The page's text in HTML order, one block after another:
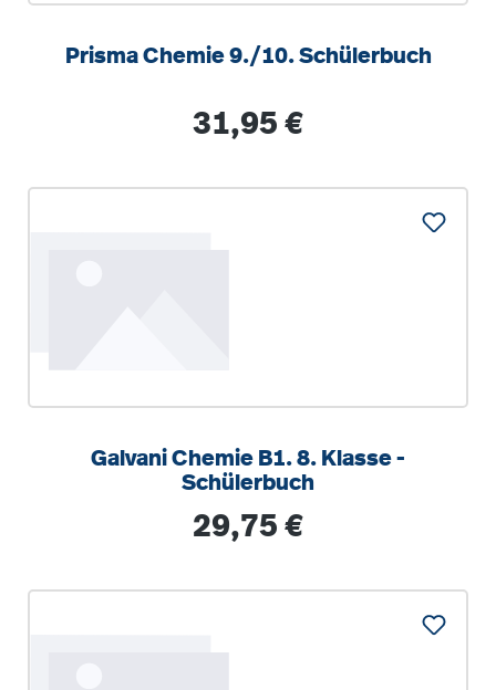
Prisma Chemie 9./10. Schülerbuch
Regulärer Preis:
31,95 €
Galvani Chemie B1. 8. Klasse -
Schülerbuch
Regulärer Preis:
29,75 €